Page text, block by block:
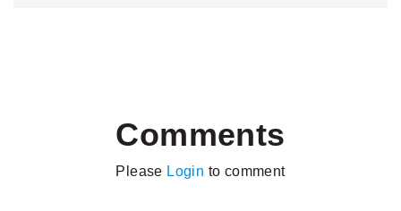
Comments
Please Login to comment